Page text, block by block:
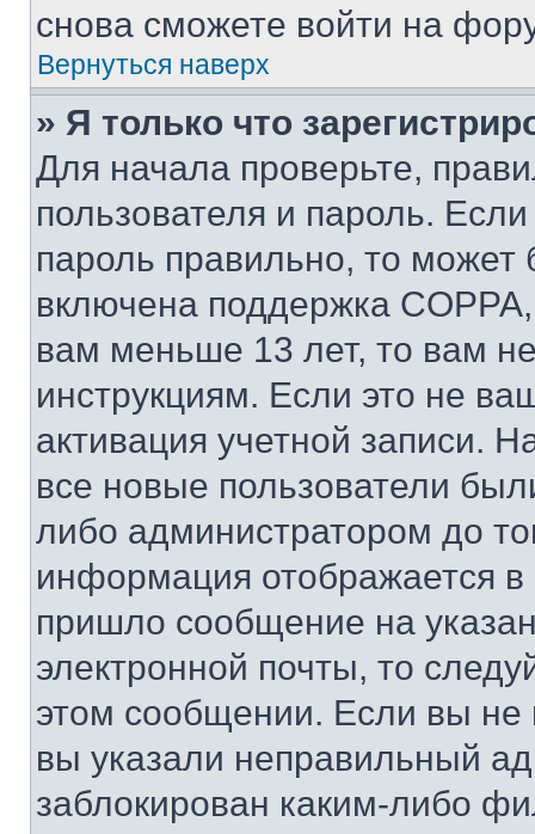
снова сможете войти на
Вернуться наверх
» Я только что
Для начала проверьте,
пользователя и пароль.
пароль правильно, то может
включена поддержка
вам меньше 13 лет, то вам
инструкциям. Если это не
активация учетной записи.
все новые пользователи
либо администратором до
информация отображается
пришло сообщение на
электронной почты, то
этом сообщении. Если вы
вы указали неправильный
заблокирован каким-либо